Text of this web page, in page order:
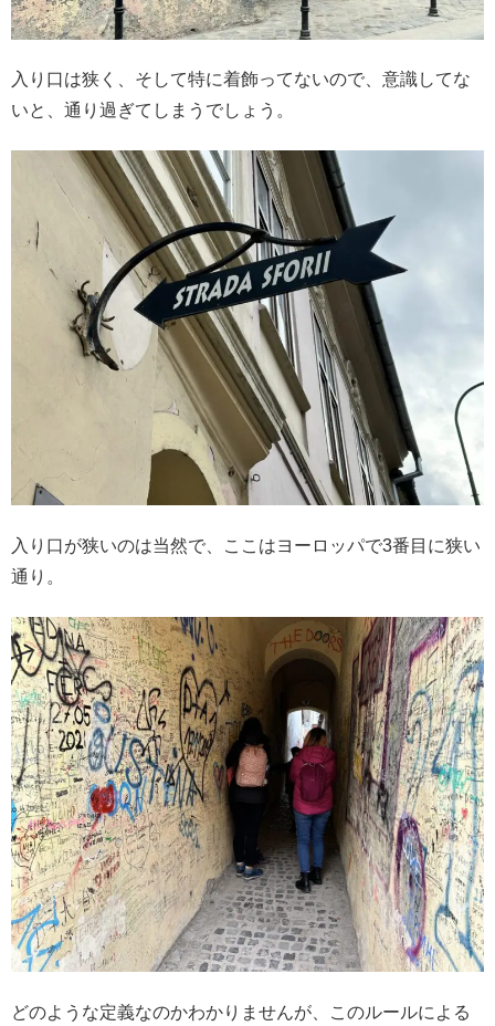
入り口は狭く、そして特に着飾ってないので、意識してな
いと、通り過ぎてしまうでしょう。
入り口が狭いのは当然で、ここはヨーロッパで3番目に狭い
通り。
どのような定義なのかわかりませんが、このルールによる